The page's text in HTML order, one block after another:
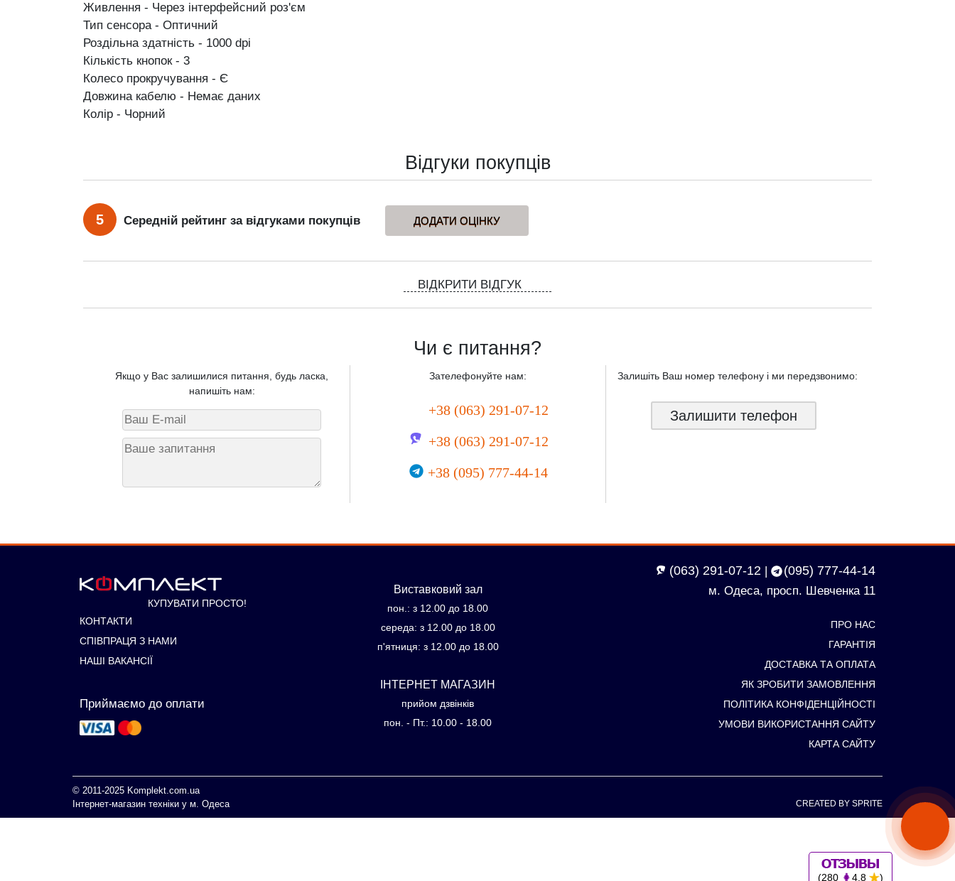
Живлення - Через інтерфейсний роз'єм
Тип сенсора - Оптичний
Роздільна здатність - 1000 dpi
Кількість кнопок - 3
Колесо прокручування - Є
Довжина кабелю - Немає даних
Колір - Чорний
Відгуки покупців
5 Середній рейтинг за відгуками покупців
ВІДКРИТИ ВІДГУК
Чи є питання?
Якщо у Вас залишилися питання, будь ласка,
напишіть нам:
Зателефонуйте нам:
+38 (063) 291-07-12
+38 (063) 291-07-12
+38 (095) 777-44-14
Залишіть Ваш номер телефону і ми передзвонимо:
Залишити телефон
КУПУВАТИ ПРОСТО!
КОНТАКТИ
СПІВПРАЦЯ З НАМИ
НАШІ ВАКАНСІЇ
Приймаємо до оплати
Виставковий зал
пон.: з 12.00 до 18.00
середа: з 12.00 до 18.00
п'ятниця: з 12.00 до 18.00
ІНТЕРНЕТ МАГАЗИН
прийом дзвінків
пон. - Пт.: 10.00 - 18.00
(063) 291-07-12 | (095) 777-44-14
м. Одеса, просп. Шевченка 11
ПРО НАС
ГАРАНТІЯ
ДОСТАВКА ТА ОПЛАТА
ЯК ЗРОБИТИ ЗАМОВЛЕННЯ
ПОЛІТИКА КОНФІДЕНЦІЙНОСТІ
УМОВИ ВИКОРИСТАННЯ САЙТУ
КАРТА САЙТУ
© 2011-2025 Komplekt.com.ua
Інтернет-магазин техніки у м. Одеса
CREATED BY SPRITE
(280 4.8 )